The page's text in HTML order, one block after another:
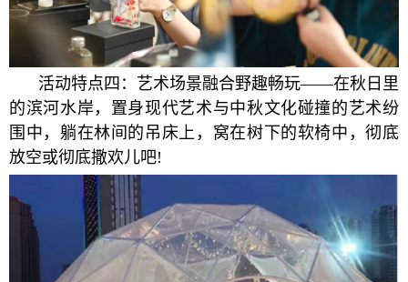
活动特点四：艺术场景融合野趣畅玩——在秋日里
的滨河水岸，置身现代艺术与中秋文化碰撞的艺术纷
围中，躺在林间的吊床上，窝在树下的软椅中，彻底
放空或彻底撒欢儿吧!